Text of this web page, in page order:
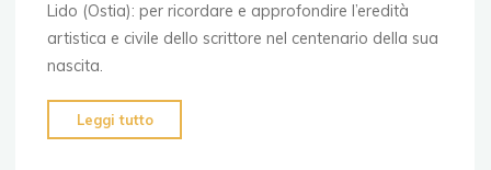
Lido (Ostia): per ricordare e approfondire l’eredità
artistica e civile dello scrittore nel centenario della sua
nascita.
Leggi tutto